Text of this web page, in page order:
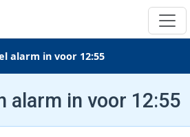
alarm in voor 12:55
alarm in voor 12:55